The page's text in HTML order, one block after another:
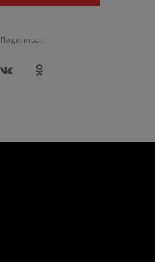
Поделиться: